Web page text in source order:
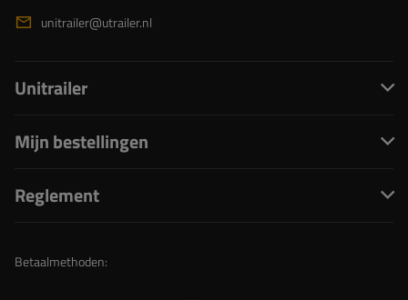
unitrailer@utrailer.nl
Unitrailer
Mijn bestellingen
Reglement
Betaalmethoden: